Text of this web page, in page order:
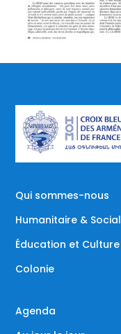
Qui sommes-nous
Humanitaire & Social
Éducation et Culture
Colonie
Agenda